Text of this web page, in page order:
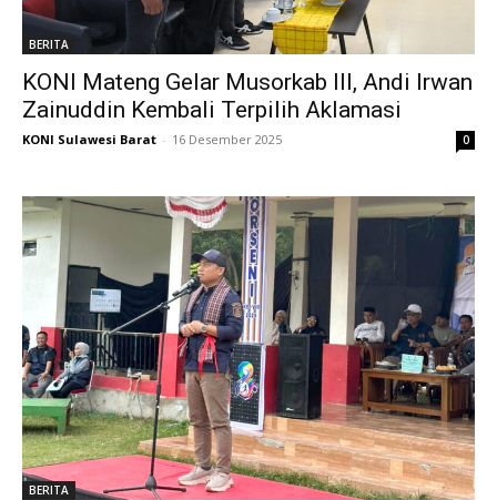
BERITA
KONI Mateng Gelar Musorkab III, Andi Irwan
Zainuddin Kembali Terpilih Aklamasi
KONI Sulawesi Barat - 16 Desember 2025 0
BERITA